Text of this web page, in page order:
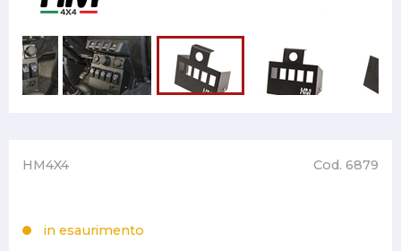
HM4X4 Cod. 6879
in esaurimento